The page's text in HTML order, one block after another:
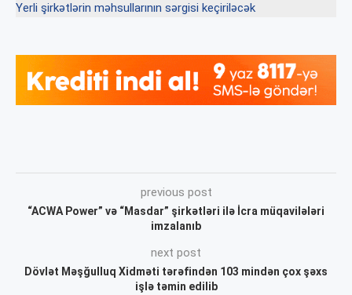
Yerli şirkətlərin məhsullarının sərgisi keçiriləcək
previous post
“ACWA Power” və “Masdar” şirkətləri ilə İcra müqavilələri
imzalanıb
next post
Dövlət Məşğulluq Xidməti tərəfindən 103 mindən çox şəxs
işlə təmin edilib